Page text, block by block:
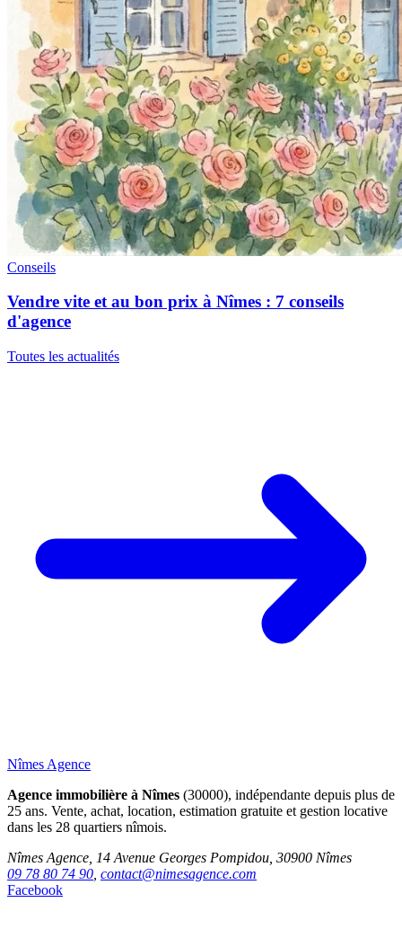
Conseils
Vendre vite et au bon prix à Nîmes : 7 conseils
d'agence
Toutes les actualités
Nîmes Agence
Agence immobilière à Nîmes (30000), indépendante depuis plus de
25 ans. Vente, achat, location, estimation gratuite et gestion locative
dans les 28 quartiers nîmois.
Nîmes Agence, 14 Avenue Georges Pompidou, 30900 Nîmes
09 78 80 74 90 contact@nimesagence.com
Facebook